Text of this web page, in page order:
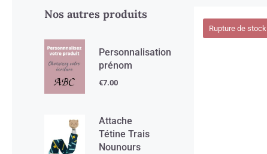
Nos autres produits
Personnalisation
prénom
€7.00
Attache
Tétine Trais
Nounours
Rupture de stock